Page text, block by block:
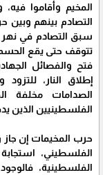
المخيم وأقاموا
التصادم بينهم وبين
سبق التصادم في نهر
تتوقف حتى يقع
فتح والفصائل
إطلاق النار،
الصدامات مخلفة
الفلسطينيين الذين
حرب المخيمات إن
الفلسطيني،
الفلسطينية،